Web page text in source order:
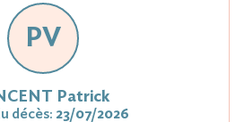
PV
Patrick
décès: 23/07/2026